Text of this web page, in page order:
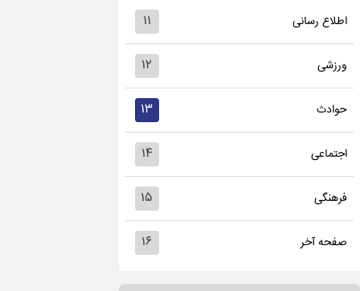
اطلاع رسانی ۱۱
ورزشی ۱۲
حوادث ۱۳
اجتماعی ۱۴
فرهنگی ۱۵
صفحه آخر ۱۶